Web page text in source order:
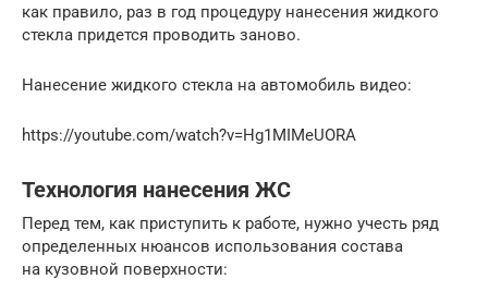
как правило, раз в год процедуру нанесения жидкого
стекла придется проводить заново.
Нанесение жидкого стекла на автомобиль видео:
https://youtube.com/watch?v=Hg1MIMeUORA
Технология нанесения ЖС
Перед тем, как приступить к работе, нужно учесть ряд
определенных нюансов использования состава
на кузовной поверхности: